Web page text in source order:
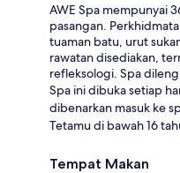
AWE Spa mempunyai
pasangan.
tuaman batu, urut
rawatan disediakan,
refleksologi. Spa
Spa ini dibuka setiap
dibenarkan masuk ke
Tetamu di bawah 16
Tempat Makan